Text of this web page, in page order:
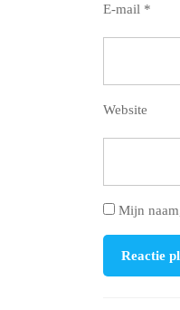
E-mail *
Website
Mijn